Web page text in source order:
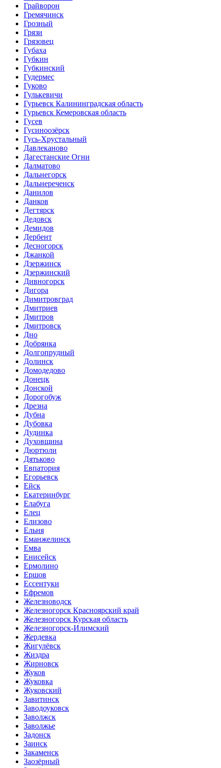
Грайворон
Гремячинск
Грозный
Грязи
Грязовец
Губаха
Губкин
Губкинский
Гудермес
Гуково
Гулькевичи
Гурьевск Калининградская область
Гурьевск Кемеровская область
Гусев
Гусиноозёрск
Гусь-Хрустальный
Давлеканово
Дагестанские Огни
Далматово
Дальнегорск
Дальнереченск
Данилов
Данков
Дегтярск
Дедовск
Демидов
Дербент
Десногорск
Джанкой
Дзержинск
Дзержинский
Дивногорск
Дигора
Димитровград
Дмитриев
Дмитров
Дмитровск
Дно
Добрянка
Долгопрудный
Долинск
Домодедово
Донецк
Донской
Дорогобуж
Дрезна
Дубна
Дубовка
Дудинка
Духовщина
Дюртюли
Дятьково
Евпатория
Егорьевск
Ейск
Екатеринбург
Елабуга
Елец
Елизово
Ельня
Еманжелинск
Емва
Енисейск
Ермолино
Ершов
Ессентуки
Ефремов
Железноводск
Железногорск Красноярский край
Железногорск Курская область
Железногорск-Илимский
Жердевка
Жигулёвск
Жиздра
Жирновск
Жуков
Жуковка
Жуковский
Завитинск
Заводоуковск
Заволжск
Заволжье
Задонск
Заинск
Закаменск
Заозёрный